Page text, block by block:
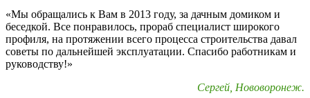
«Мы обращались к Вам в 2013 году, за дачным домиком и
беседкой. Все понравилось, прораб специалист широкого
профиля, на протяжении всего процесса строительства давал
советы по дальнейшей эксплуатации. Спасибо работникам и
руководству!»
Сергей, Нововоронеж.